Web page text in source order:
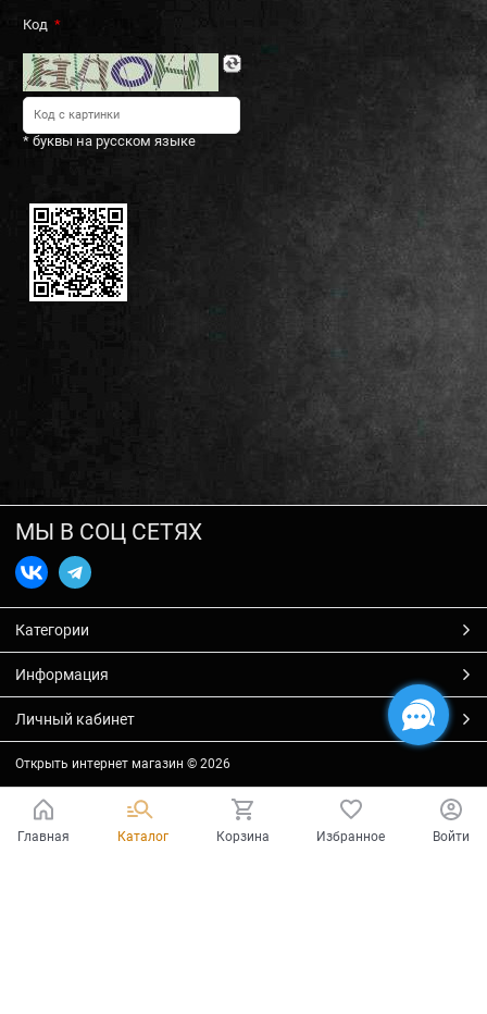
Код
* буквы на русском языке
МЫ В СОЦ СЕТЯХ
Категории
Информация
Личный кабинет
Открыть интернет магазин © 2026
Главная Каталог Корзина Избранное Войти